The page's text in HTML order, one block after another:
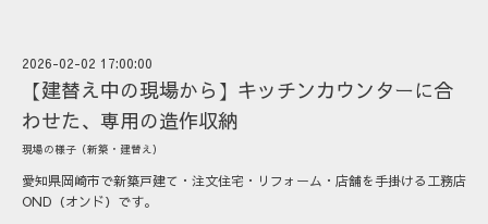
2026-02-02 17:00:00
【建替え中の現場から】キッチンカウンターに合
わせた、専用の造作収納
現場の様子（新築・建替え）
愛知県岡崎市で新築戸建て・注文住宅・リフォーム・店舗を手掛ける工務店
OND（オンド）です。